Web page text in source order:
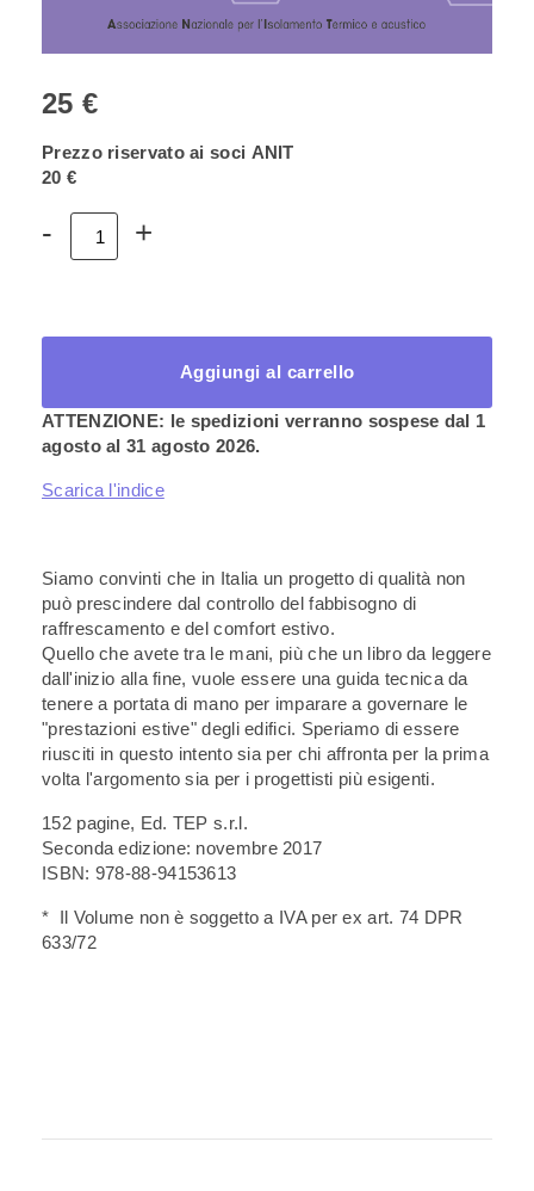
25 €
Prezzo riservato ai soci ANIT
20 €
Volume
degli
- +
Aggiungi al carrello
ATTENZIONE: le spedizioni verranno sospese dal 1
agosto al 31 agosto 2026.
Scarica l'indice
Siamo convinti che in Italia un progetto di qualità non
può prescindere dal controllo del fabbisogno di
raffrescamento e del comfort estivo.
Quello che avete tra le mani, più che un libro da leggere
dall'inizio alla fine, vuole essere una guida tecnica da
tenere a portata di mano per imparare a governare le
"prestazioni estive" degli edifici. Speriamo di essere
riusciti in questo intento sia per chi affronta per la prima
volta l'argomento sia per i progettisti più esigenti.
152 pagine, Ed. TEP s.r.l.
Seconda edizione: novembre 2017
ISBN: 978-88-94153613
* Il Volume non è soggetto a IVA per ex art. 74 DPR
633/72